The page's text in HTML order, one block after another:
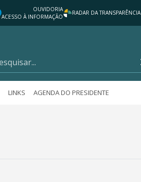
OUVIDORIA
ACESSO À INFORMAÇÃO
RADAR DA TRANSPARÊNCIA
LINKS AGENDA DO PRESIDENTE